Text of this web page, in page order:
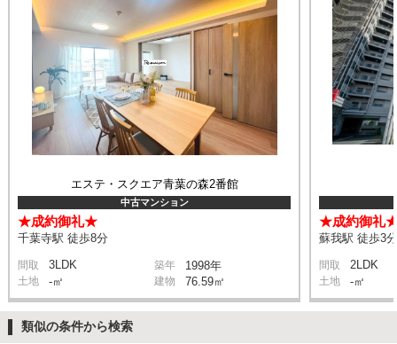
エステ・スクエア青葉の森2番館
中古マンション
★成約御礼★
千葉寺駅 徒歩8分
間取 3LDK 築年 1998年
土地 -㎡ 建物 76.59㎡
★成約御礼
蘇我駅 徒歩3分
間取 2LDK
土地 -㎡
類似の条件から検索